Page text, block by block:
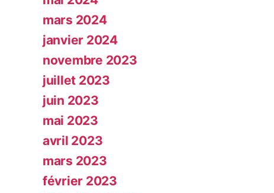
mars 2024
janvier 2024
novembre 2023
juillet 2023
juin 2023
mai 2023
avril 2023
mars 2023
février 2023